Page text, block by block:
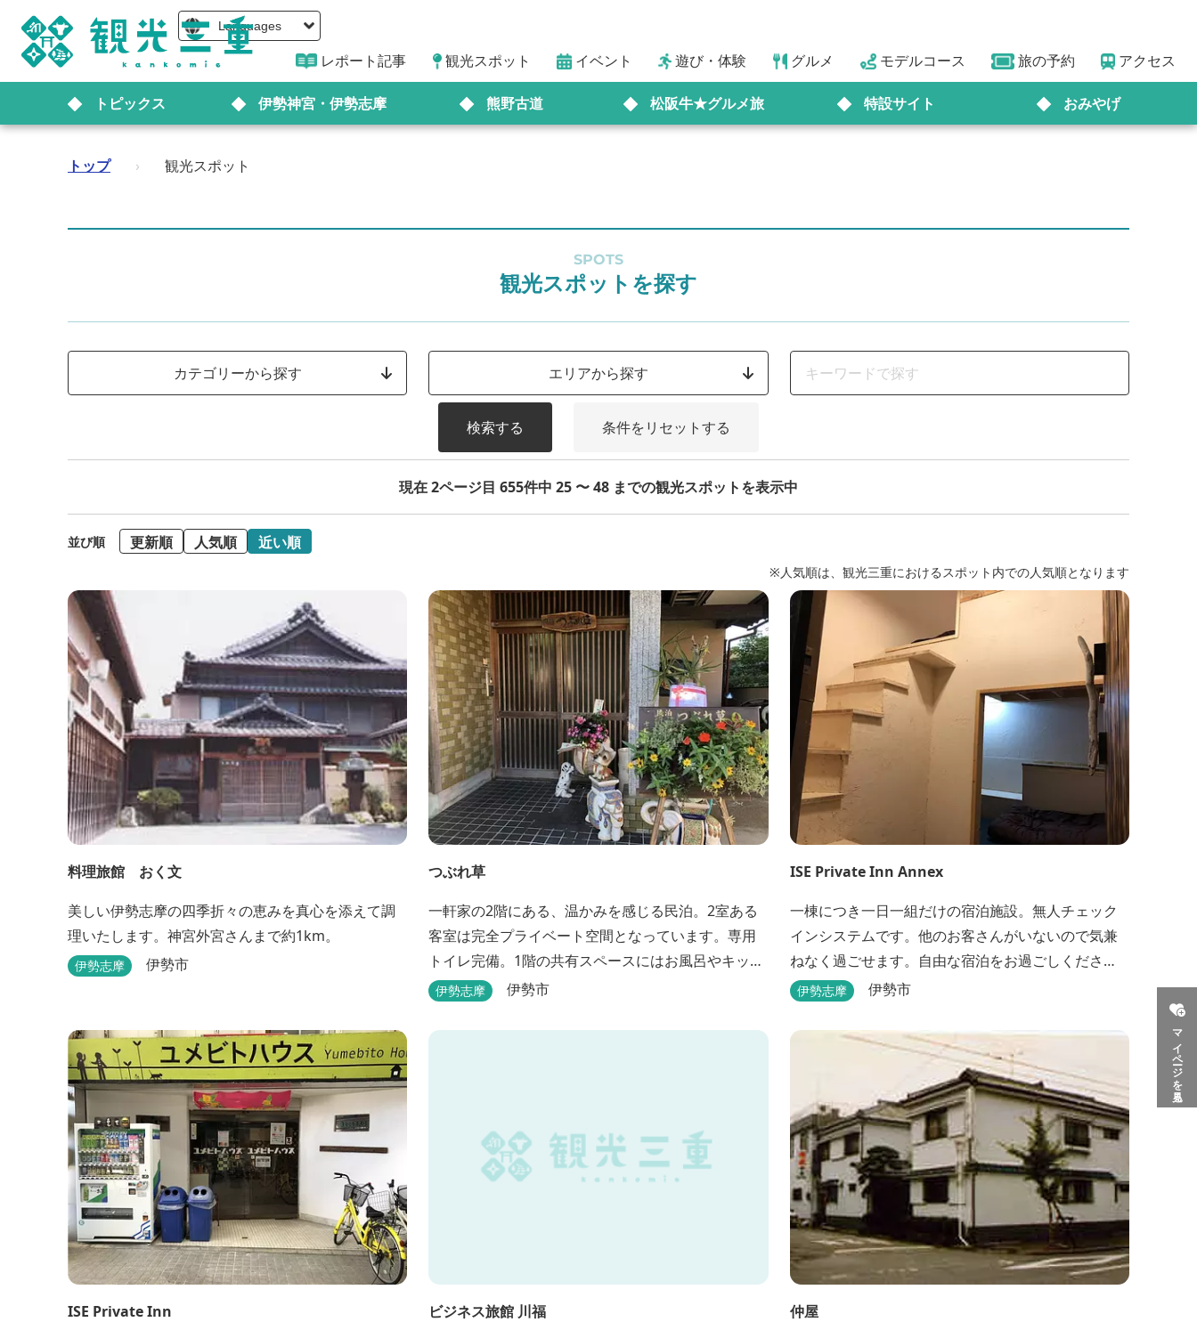
Languages
レポート記事 観光スポット イベント 遊び・体験 グルメ モデルコース 旅の予約 アクセス
トピックス 伊勢神宮・伊勢志摩 熊野古道 松阪牛★グルメ旅 特設サイト おみやげ
マイページを見る
トップ › 観光スポット
SPOTS
観光スポットを探す
カテゴリーから探す エリアから探す
検索する 条件をリセットする
現在 2ページ目 655件中 25 〜 48 までの観光スポットを表示中
並び順 更新順 人気順 近い順
※人気順は、観光三重におけるスポット内での人気順となります
料理旅館 おく文
美しい伊勢志摩の四季折々の恵みを真心を添えて調
理いたします。神宮外宮さんまで約1km。
伊勢志摩 伊勢市
つぶれ草
一軒家の2階にある、温かみを感じる民泊。2室ある
客室は完全プライベート空間となっています。専用
トイレ完備。1階の共有スペースにはお風呂やキッチ
ンもあります。
伊勢志摩 伊勢市
ISE Private Inn Annex
一棟につき一日一組だけの宿泊施設。無人チェック
インシステムです。他のお客さんがいないので気兼
ねなく過ごせます。自由な宿泊をお過ごしくださ
い。
伊勢志摩 伊勢市
ISE Private Inn
ビジネス旅館 川福
仲屋